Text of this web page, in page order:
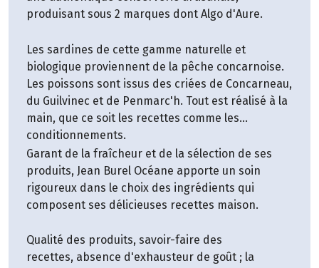
produisant sous 2 marques dont Algo d'Aure.
Les sardines de cette gamme naturelle et
biologique proviennent de la pêche concarnoise.
Les poissons sont issus des criées de Concarneau,
du Guilvinec et de Penmarc'h. Tout est réalisé à la
main, que ce soit les recettes comme les
conditionnements.
Garant de la fraîcheur et de la sélection de ses
produits, Jean Burel Océane apporte un soin
rigoureux dans le choix des ingrédients qui
composent ses délicieuses recettes maison.
Qualité des produits, savoir-faire des
recettes, absence d'exhausteur de goût ; la